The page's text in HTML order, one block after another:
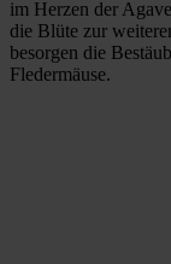
im Herzen der
die Blüte zur
besorgen die
Fledermäuse.